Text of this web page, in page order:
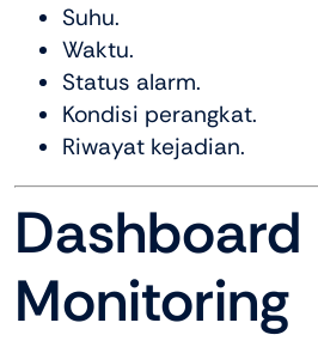
Suhu.
Waktu.
Status alarm.
Kondisi perangkat.
Riwayat kejadian.
Dashboard
Monitoring